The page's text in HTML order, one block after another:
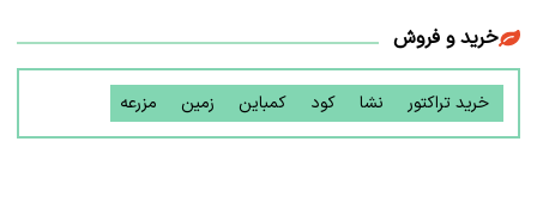
خرید و فروش
خرید تراکتور نشا کود کمباین زمین مزرعه